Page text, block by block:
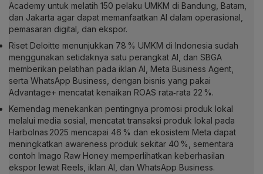
Academy untuk melatih 150 pelaku UMKM di Bandung, Batam,
dan Jakarta agar dapat memanfaatkan AI dalam operasional,
pemasaran digital, dan ekspor.
Riset Deloitte menunjukkan 78 % UMKM di Indonesia sudah
menggunakan setidaknya satu perangkat AI, dan SBGA
memberikan pelatihan pada iklan AI, Meta Business Agent,
serta WhatsApp Business, dengan bisnis yang pakai
Advantage+ mencatat kenaikan ROAS rata‑rata 22 %.
Kemendag menekankan pentingnya promosi produk lokal
melalui media sosial, mencatat transaksi produk lokal pada
Harbolnas 2025 mencapai 46 % dan ekosistem Meta dapat
meningkatkan awareness produk sekitar 40 %, sementara
contoh Imago Raw Honey memperlihatkan keberhasilan
ekspor lewat Reels, iklan AI, dan WhatsApp Business.